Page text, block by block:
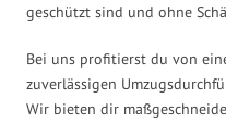
geschützt sind und ohne
Bei uns profitierst du von
zuverlässigen
Wir bieten dir